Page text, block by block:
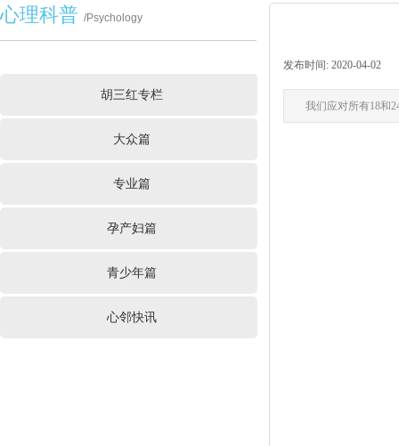
心理科普 /Psychology
发布时间: 2020-04-02
我们应对所有18和
胡三红专栏
大众篇
专业篇
孕产妇篇
青少年篇
心邻快讯